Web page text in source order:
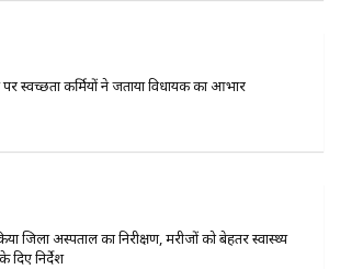
स्वच्छता कर्मियों ने जताया विधायक का आभार
जिला अस्पताल का निरीक्षण, मरीजों को बेहतर स्वास्थ्य
दिए निर्देश